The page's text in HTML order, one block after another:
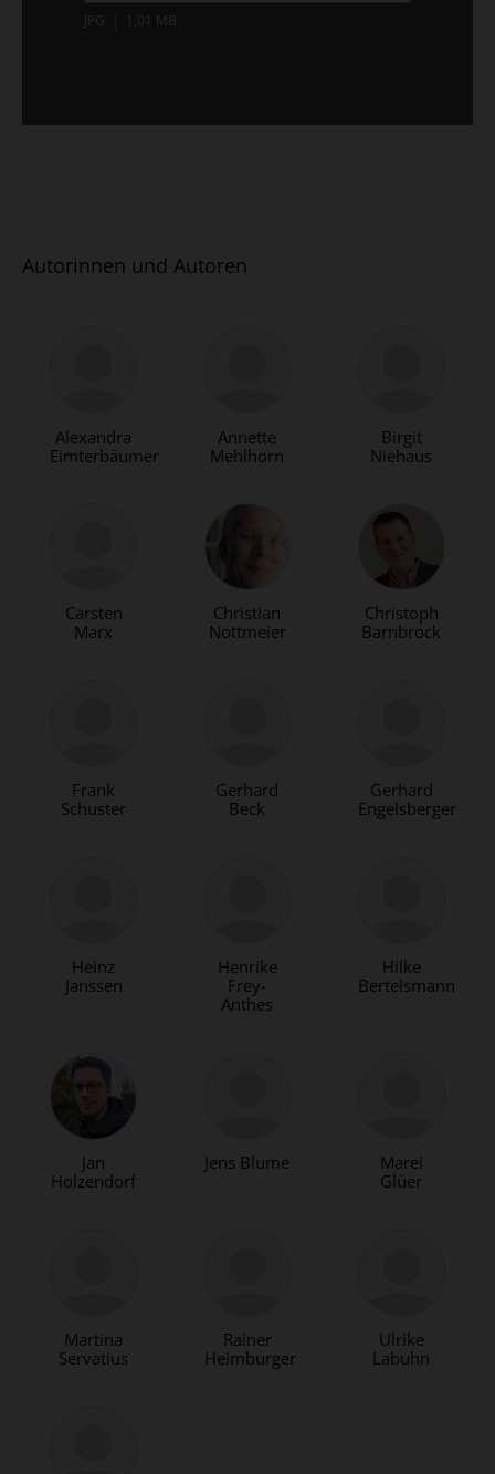
JPG 1,01 MB
Autorinnen und Autoren
Alexandra
Eimterbäumer
Annette
Mehlhorn
Birgit
Niehaus
Carsten
Marx
Christian
Nottmeier
Christoph
Barnbrock
Frank
Schuster
Gerhard
Beck
Gerhard
Engelsberger
Heinz
Janssen
Henrike
Frey-
Anthes
Hilke
Bertelsmann
Jan
Holzendorf
Jens Blume
Marei
Glüer
Martina
Servatius
Rainer
Heimburger
Ulrike
Labuhn